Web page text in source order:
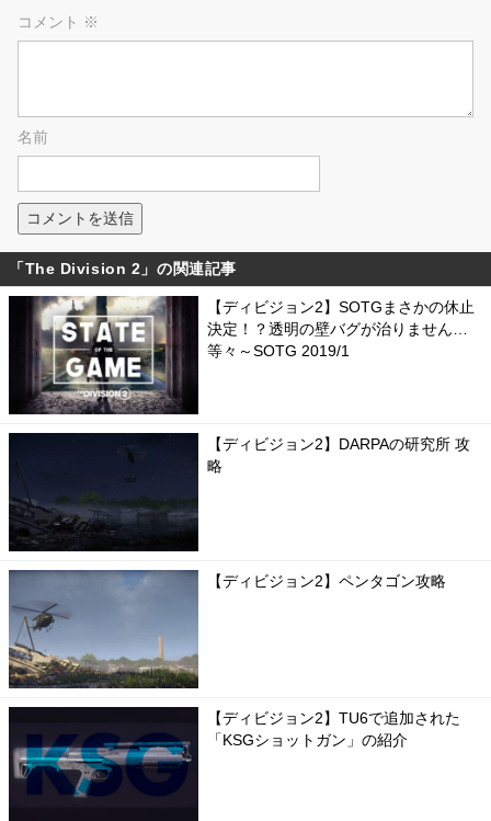
コメント ※
名前
「The Division 2」の関連記事
【ディビジョン2】SOTGまさかの休止
決定！？透明の壁バグが治りません…
等々～SOTG 2019/1
【ディビジョン2】DARPAの研究所 攻
略
【ディビジョン2】ペンタゴン攻略
【ディビジョン2】TU6で追加された
「KSGショットガン」の紹介